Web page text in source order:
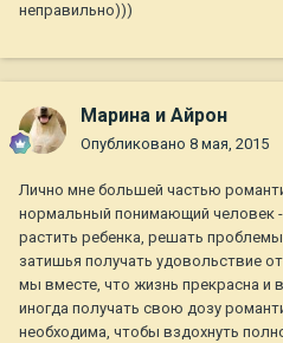
неправильно)))
Марина и Айрон
Опубликовано 8 мая, 2015
Лично мне большей частью
нормальный понимающий человек
растить ребенка, решать
затишья получать удовольствие
мы вместе, что жизнь прекрасна и
иногда получать свою дозу
необходима, чтобы вздохнуть